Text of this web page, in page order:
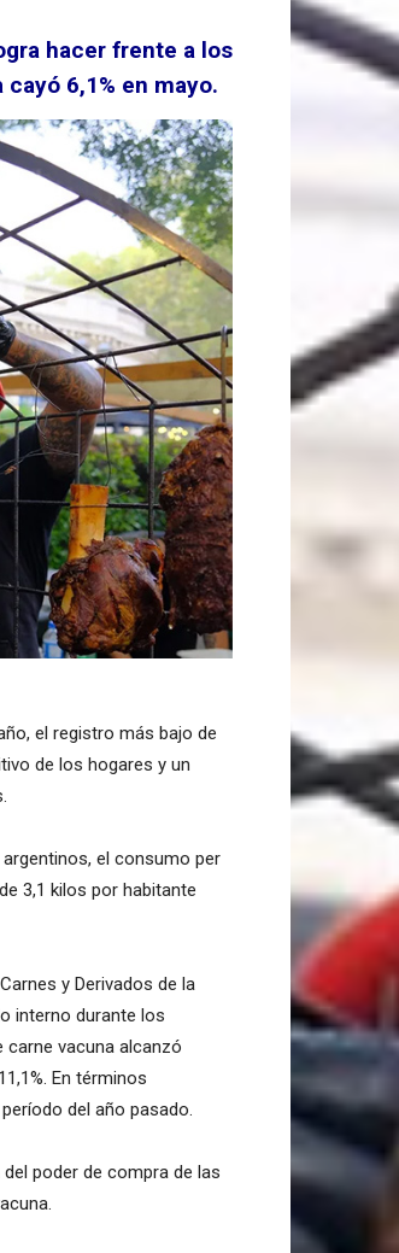
hacer frente a los
6,1% en mayo.
el registro más bajo de
de los hogares y un
el consumo per
3,1 kilos por habitante
y Derivados de la
interno durante los
carne vacuna alcanzó
En términos
del año pasado.
poder de compra de las